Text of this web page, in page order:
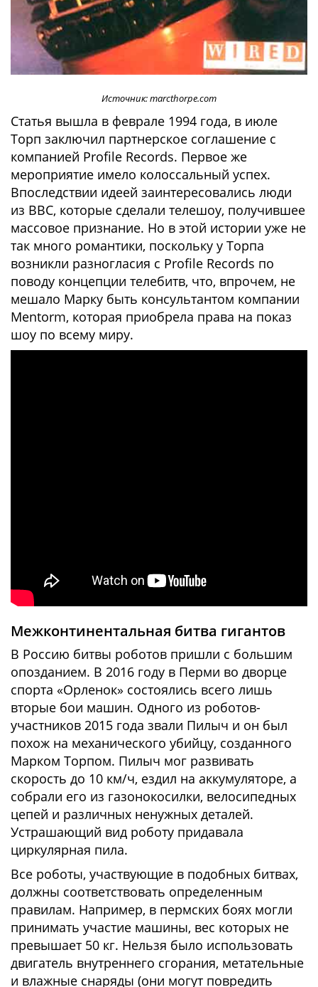
Источник: marcthorpe.com
Статья вышла в феврале 1994 года, в июле
Торп заключил партнерское соглашение с
компанией Profile Records. Первое же
мероприятие имело колоссальный успех.
Впоследствии идеей заинтересовались люди
из BBC, которые сделали телешоу, получившее
массовое признание. Но в этой истории уже не
так много романтики, поскольку у Торпа
возникли разногласия с Profile Records по
поводу концепции телебитв, что, впрочем, не
мешало Марку быть консультантом компании
Mentorm, которая приобрела права на показ
шоу по всему миру.
Межконтинентальная битва гигантов
В Россию битвы роботов пришли с большим
опозданием. В 2016 году в Перми во дворце
спорта «Орленок» состоялись всего лишь
вторые бои машин. Одного из роботов-
участников 2015 года звали Пилыч и он был
похож на механического убийцу, созданного
Марком Торпом. Пилыч мог развивать
скорость до 10 км/ч, ездил на аккумуляторе, а
собрали его из газонокосилки, велосипедных
цепей и различных ненужных деталей.
Устрашающий вид роботу придавала
циркулярная пила.
Все роботы, участвующие в подобных битвах,
должны соответствовать определенным
правилам. Например, в пермских боях могли
принимать участие машины, вес которых не
превышает 50 кг. Нельзя было использовать
двигатель внутреннего сгорания, метательные
и влажные снаряды (они могут повредить